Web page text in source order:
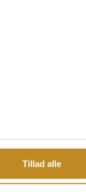
Tillad alle
middag, som
check ud kl. 12.00)